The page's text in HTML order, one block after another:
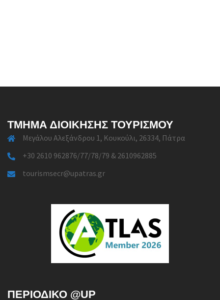
ΤΜΉΜΑ ΔΙΟΊΚΗΣΗΣ ΤΟΥΡΙΣΜΟΎ
Μεγάλου Αλεξάνδρου 1, Κουκούλι, 26334, Πάτρα
+30 2610 962876/77/78/79 & 2610962885
tourismsecr@upatras.gr
ΠΕΡΙΟΔΙΚΌ @UP